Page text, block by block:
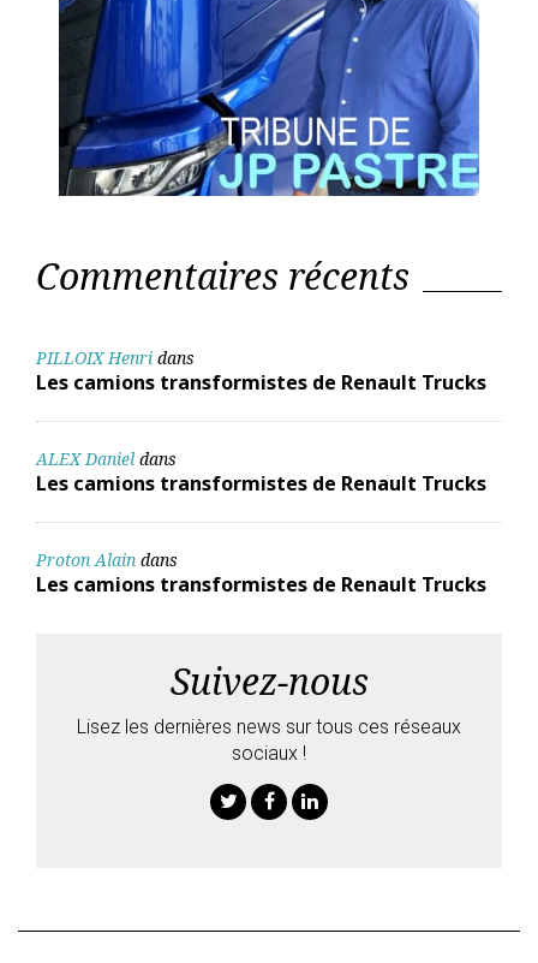
Commentaires récents
PILLOIX Henri dans
Les camions transformistes de Renault Trucks
ALEX Daniel dans
Les camions transformistes de Renault Trucks
Proton Alain dans
Les camions transformistes de Renault Trucks
Suivez-nous
Lisez les dernières news sur tous ces réseaux
sociaux !